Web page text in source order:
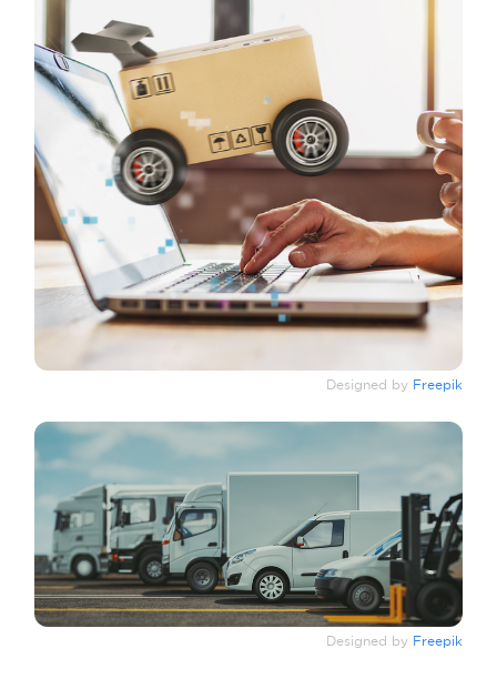
Designed by Freepik
Designed by Freepik